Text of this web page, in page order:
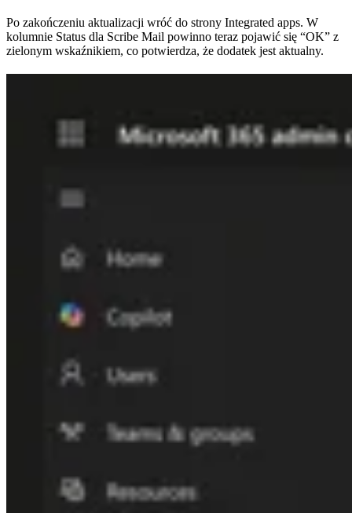
Po zakończeniu aktualizacji wróć do strony Integrated apps. W
kolumnie Status dla Scribe Mail powinno teraz pojawić się “OK” z
zielonym wskaźnikiem, co potwierdza, że dodatek jest aktualny.